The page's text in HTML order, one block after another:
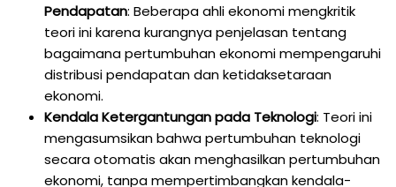
Pendapatan: Beberapa ahli ekonomi mengkritik
teori ini karena kurangnya penjelasan tentang
bagaimana pertumbuhan ekonomi mempengaruhi
distribusi pendapatan dan ketidaksetaraan
ekonomi.
Kendala Ketergantungan pada Teknologi: Teori ini
mengasumsikan bahwa pertumbuhan teknologi
secara otomatis akan menghasilkan pertumbuhan
ekonomi, tanpa mempertimbangkan kendala-